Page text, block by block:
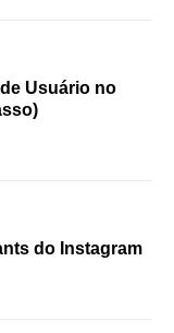
Usuário no
do Instagram